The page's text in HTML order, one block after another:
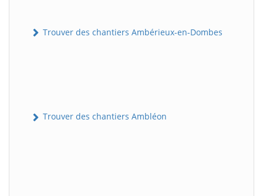
Trouver des chantiers Ambérieux-en-Dombes
Trouver des chantiers Ambléon